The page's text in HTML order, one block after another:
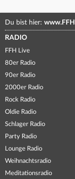
Du bist hier:
RADIO
FFH Live
80er Radio
90er Radio
2000er Radio
Rock Radio
Oldie Radio
Schlager Radio
Party Radio
Lounge Radio
Weihnachtsradio
Meditationsradio